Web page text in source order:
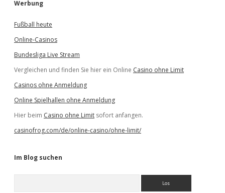
Werbung
Fußball heute
Online-Casinos
Bundesliga Live Stream
Vergleichen und finden Sie hier ein Online Casino ohne Limit
Casinos ohne Anmeldung
Online Spielhallen ohne Anmeldung
Hier beim Casino ohne Limit sofort anfangen.
casinofrog.com/de/online-casino/ohne-limit/
Im Blog suchen